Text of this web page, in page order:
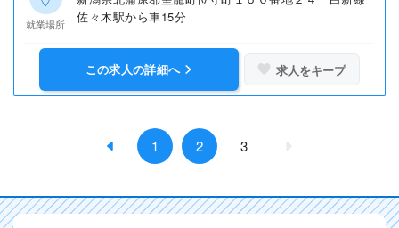
就業場所
佐々木駅から車15分
この求人の詳細へ 求人をキープ
1 2 3